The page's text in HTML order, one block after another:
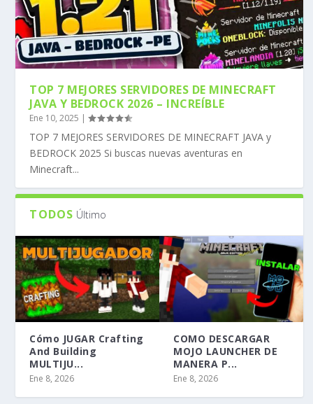
TOP 7 MEJORES SERVIDORES DE MINECRAFT
JAVA Y BEDROCK 2026 – INCREÍBLE
Ene 10, 2025 |
TOP 7 MEJORES SERVIDORES DE MINECRAFT JAVA y
BEDROCK 2025 Si buscas nuevas aventuras en
Minecraft...
TODOS Último
Cómo JUGAR Crafting
And Building
MULTIJU...
Ene 8, 2026
COMO DESCARGAR
MOJO LAUNCHER DE
MANERA P...
Ene 8, 2026